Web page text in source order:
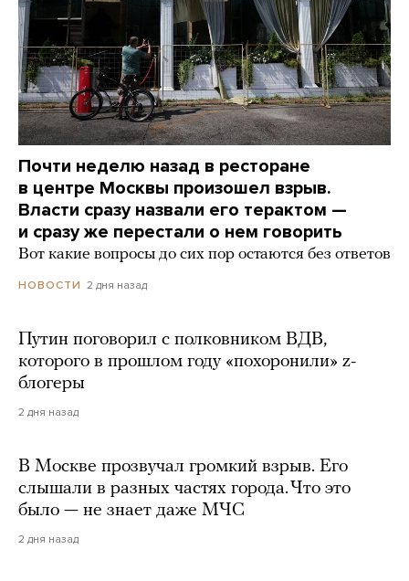
Почти неделю назад в ресторане
в центре Москвы произошел взрыв.
Власти сразу назвали его терактом —
и сразу же перестали о нем говорить
Вот какие вопросы до сих пор остаются без ответов
НОВОСТИ 2 дня назад
Путин поговорил с полковником ВДВ,
которого в прошлом году «похоронили» z-
блогеры
2 дня назад
В Москве прозвучал громкий взрыв. Его
слышали в разных частях города. Что это
было — не знает даже МЧС
2 дня назад